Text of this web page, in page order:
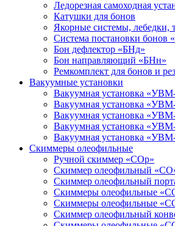
Ледорезная самоходная
Катушки для бонов
Якорные системы, лебедки,
Система постановки бонов
Бон дефлектор «БНд»
Бон направляющий «БНн»
Ремкомплект для бонов и
Вакуумные установки
Вакуумная установка
Вакуумная установка
Вакуумная установка
Вакуумная установка
Вакуумная установка
Скиммеры олеофильные
Ручной скиммер «СОр»
Скиммер олеофильный
Скиммер олеофильный
Скиммеры олеофильные
Скиммеры олеофильные
Скиммер олеофильный